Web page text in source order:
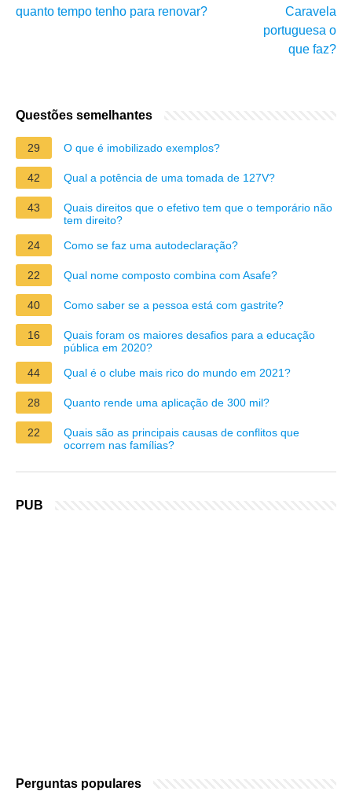
quanto tempo tenho para renovar?
Caravela
portuguesa o
que faz?
Questões semelhantes
29 O que é imobilizado exemplos?
42 Qual a potência de uma tomada de 127V?
43
Quais direitos que o efetivo tem que o temporário não
tem direito?
24
Como se faz uma autodeclaração?
22 Qual nome composto combina com Asafe?
40 Como saber se a pessoa está com gastrite?
16
Quais foram os maiores desafios para a educação
pública em 2020?
44
Qual é o clube mais rico do mundo em 2021?
28 Quanto rende uma aplicação de 300 mil?
22
Quais são as principais causas de conflitos que
ocorrem nas famílias?
PUB
Perguntas populares